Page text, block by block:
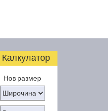
Калкулатор
Нов размер